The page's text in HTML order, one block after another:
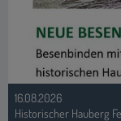
16.08.2026
Historischer Hauberg